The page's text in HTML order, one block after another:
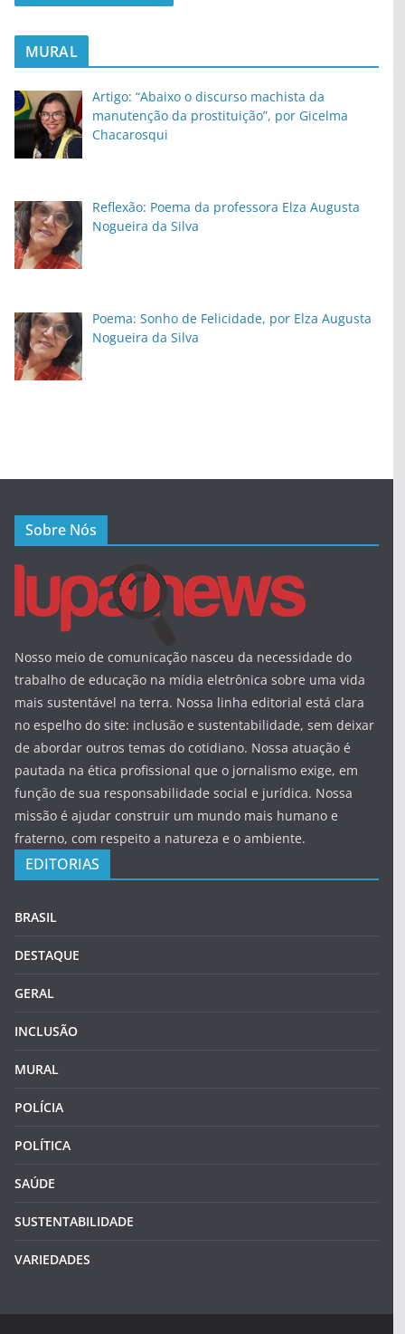
MURAL
Artigo: “Abaixo o discurso machista da
manutenção da prostituição”, por Gicelma
Chacarosqui
Reflexão: Poema da professora Elza Augusta
Nogueira da Silva
Poema: Sonho de Felicidade, por Elza Augusta
Nogueira da Silva
Sobre Nós
Nosso meio de comunicação nasceu da necessidade do
trabalho de educação na mídia eletrônica sobre uma vida
mais sustentável na terra. Nossa linha editorial está clara
no espelho do site: inclusão e sustentabilidade, sem deixar
de abordar outros temas do cotidiano. Nossa atuação é
pautada na ética profissional que o jornalismo exige, em
função de sua responsabilidade social e jurídica. Nossa
missão é ajudar construir um mundo mais humano e
fraterno, com respeito a natureza e o ambiente.
EDITORIAS
BRASIL
DESTAQUE
GERAL
INCLUSÃO
MURAL
POLÍCIA
POLÍTICA
SAÚDE
SUSTENTABILIDADE
VARIEDADES